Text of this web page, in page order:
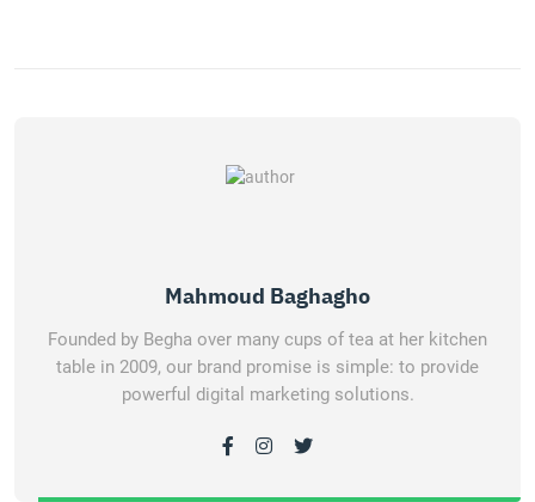
Mahmoud Baghagho
Founded by Begha over many cups of tea at her kitchen
table in 2009, our brand promise is simple: to provide
powerful digital marketing solutions.